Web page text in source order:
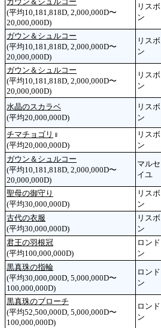
(平均10,181,818D, 2,000,000D〜
20,000,000D)
リスボ
ン
ガウン＆シュルコー
(平均10,181,818D, 2,000,000D〜
20,000,000D)
リスボ
ン
ガウン＆シュルコー
(平均10,181,818D, 2,000,000D〜
20,000,000D)
リスボ
ン
水晶のスカラベ
(平均20,000,000D)
リスボ
ン
チマチョゴリ ♀
(平均20,000,000D)
リスボ
ン
ガウン＆シュルコー
(平均10,181,818D, 2,000,000D〜
20,000,000D)
マルセ
イユ
聖母の御守り
(平均30,000,000D)
リスボ
ン
古代の衣服
(平均30,000,000D)
リスボ
ン
君王の羽根冠
(平均100,000,000D)
ロンド
ン
黒真珠の指輪
(平均30,000,000D, 5,000,000D〜
100,000,000D)
ロンド
ン
黒真珠のブローチ
(平均52,500,000D, 5,000,000D〜
100,000,000D)
ロンド
ン